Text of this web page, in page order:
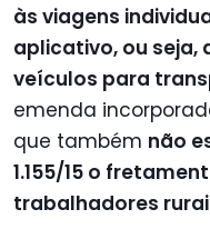
às viagens
aplicativo, ou seja,
veículos para
emenda
que também não
1.155/15 o
trabalhadores